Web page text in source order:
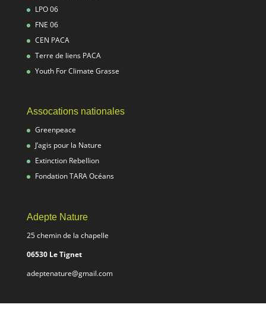
LPO 06
FNE 06
CEN PACA
Terre de liens PACA
Youth For Climate Grasse
Assocations nationales
Greenpeace
J’agis pour la Nature
Extinction Rebellion
Fondation TARA Océans
Adepte Nature
25 chemin de la chapelle
06530 Le Tignet
adeptenature@gmail.com